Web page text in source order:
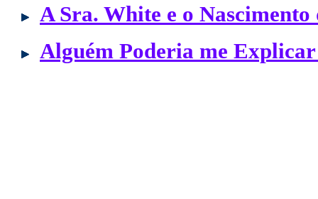
A Sra. White e o
Alguém Poderia me